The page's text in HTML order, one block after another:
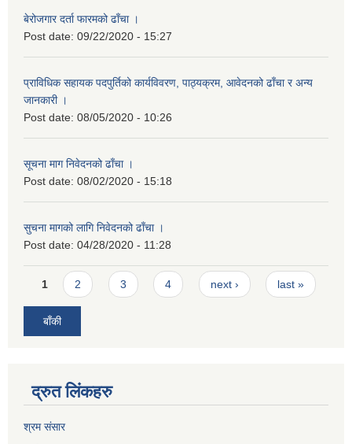
बेरोजगार दर्ता फारमको ढाँचा ।
Post date: 09/22/2020 - 15:27
प्राविधिक सहायक पदपुर्तिको कार्यविवरण, पाठ्यक्रम, आवेदनको ढाँचा र अन्य
जानकारी ।
Post date: 08/05/2020 - 10:26
सूचना माग निवेदनको ढाँचा ।
Post date: 08/02/2020 - 15:18
सुचना मागको लागि निवेदनको ढाँचा ।
Post date: 04/28/2020 - 11:28
Pages
1 2 3 4 next › last »
बाँकी
द्रुत लिंकहरु
श्रम संसार